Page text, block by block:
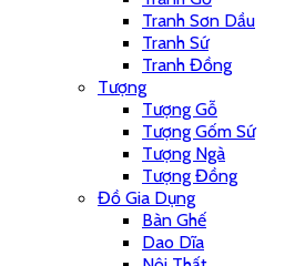
Tranh Sơn Dầu
Tranh Sứ
Tranh Đồng
Tượng
Tượng Gỗ
Tượng Gốm Sứ
Tượng Ngà
Tượng Đồng
Đồ Gia Dụng
Bàn Ghế
Dao Dĩa